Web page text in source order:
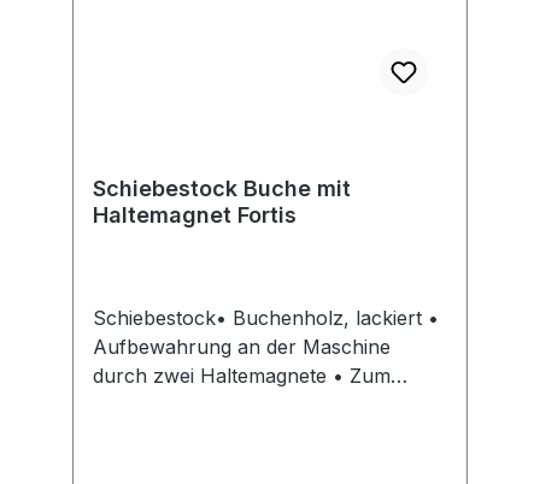
Schiebestock Buche mit
Haltemagnet Fortis
Schiebestock• Buchenholz, lackiert •
Aufbewahrung an der Maschine
durch zwei Haltemagnete • Zum